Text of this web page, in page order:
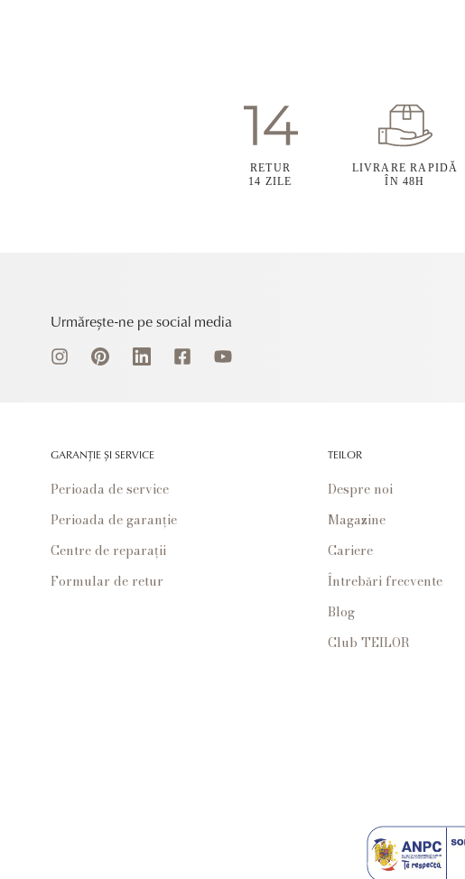
RETUR
14 ZILE
LIVRARE RAPIDĂ
ÎN 48H
Urmărește-ne pe social media
GARANȚIE ȘI SERVICE
Perioada de service
Perioada de garanție
Centre de reparații
Formular de retur
TEILOR
Despre noi
Magazine
Cariere
Întrebări frecvente
Blog
Club TEILOR